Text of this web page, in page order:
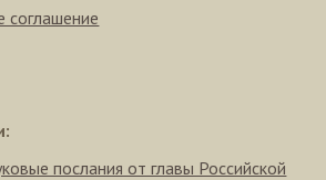
соглашение
послания от главы Российской